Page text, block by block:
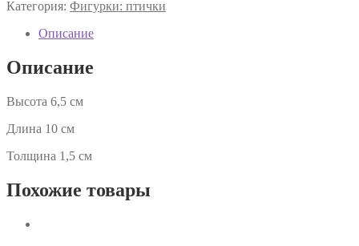
Птичка
Категория: Фигурки: птички
Описание
Описание
Высота 6,5 см
Длина 10 см
Толщина 1,5 см
Похожие товары